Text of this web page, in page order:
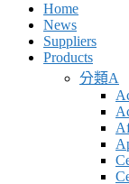
Home
News
Suppliers
Products
分類A